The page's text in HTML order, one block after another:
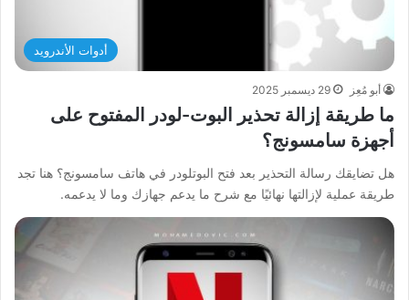
أدوات الأندرويد
أبو مُعِز 29 ديسمبر 2025
ما طريقة إزالة تحذير البوت-لودر المفتوح على
أجهزة سامسونج؟
هل تضايقك رسالة التحذير بعد فتح البوتلودر في هاتف سامسونج؟ هنا تجد
طريقة عملية لإزالتها نهائيًا مع شرح ما يدعم جهازك وما لا يدعمه.